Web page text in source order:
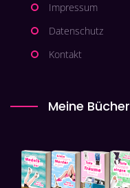
Impressum
Datenschutz
Kontakt
Meine Bücher